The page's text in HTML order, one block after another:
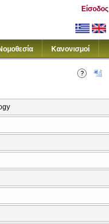
Είσοδος
Κανονισμοί